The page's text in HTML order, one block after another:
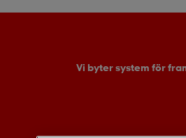
Vi byter system för